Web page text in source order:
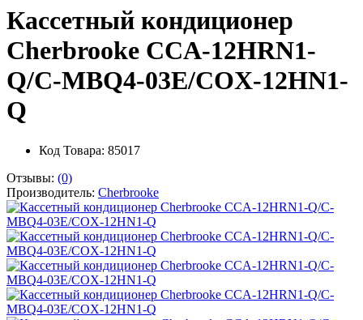
Кассетный кондиционер
Cherbrooke CCA-12HRN1-
Q/C-MBQ4-03E/COX-12HN1-
Q
Код Товара: 85017
Отзывы: (0)
Производитель: Cherbrooke